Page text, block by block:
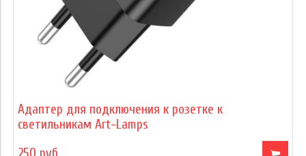
Адаптер для подключения к розетке к
светильникам Art-Lamps